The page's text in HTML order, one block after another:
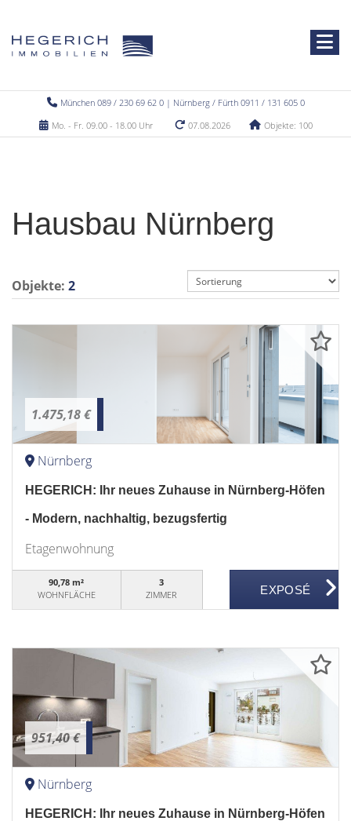
München 089 / 230 69 62 0 | Nürnberg / Fürth 0911 / 131 605 0
Mo. - Fr. 09.00 - 18.00 Uhr
07.08.2026 Objekte: 100
Hausbau Nürnberg
Objekte: 2
1.475,18 €
Nürnberg
HEGERICH: Ihr neues Zuhause in Nürnberg-Höfen
- Modern, nachhaltig, bezugsfertig
Etagenwohnung
90,78 m²
WOHNFLÄCHE
3
ZIMMER
951,40 €
Nürnberg
HEGERICH: Ihr neues Zuhause in Nürnberg-Höfen